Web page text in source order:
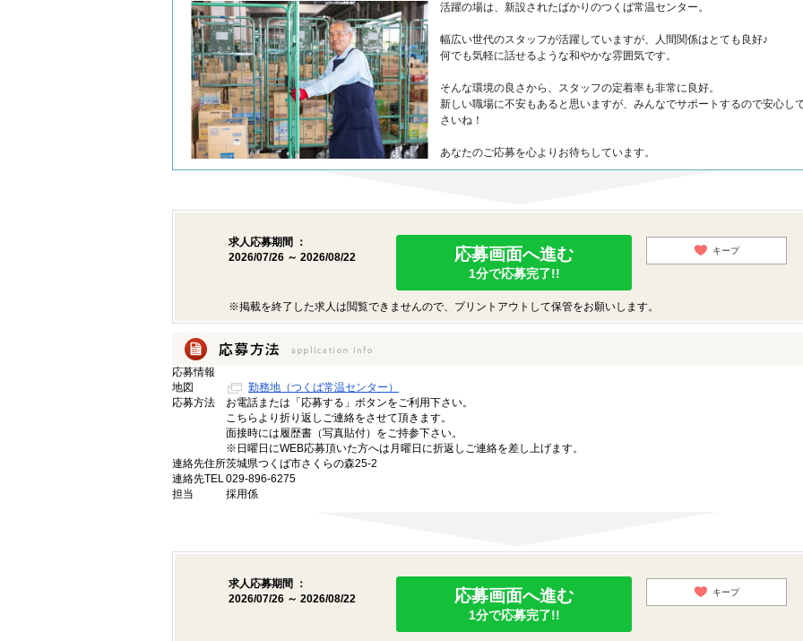
活躍の場は、新設されたばかりのつくば常温センター。
幅広い世代のスタッフが活躍していますが、人間関係はとても良好♪
何でも気軽に話せるような和やかな雰囲気です。
そんな環境の良さから、スタッフの定着率も非常に良好。
新しい職場に不安もあると思いますが、みんなでサポートするので安心し
さいね！
あなたのご応募を心よりお待ちしています。
求人応募期間 ：
2026/07/26 ～ 2026/08/22
応募画面へ進む
1分で応募完了!!
キープ
※掲載を終了した求人は閲覧できませんので、プリントアウトして保管をお願いします。
応募情報
地図
勤務地（つくば常温センター）
応募方法
お電話または「応募する」ボタンをご利用下さい。
こちらより折り返しご連絡をさせて頂きます。
面接時には履歴書（写真貼付）をご持参下さい。
※日曜日にWEB応募頂いた方へは月曜日に折返しご連絡を差し上げます。
連絡先住所茨城県つくば市さくらの森25-2
連絡先TEL029-896-6275
担当
採用係
求人応募期間 ：
2026/07/26 ～ 2026/08/22
応募画面へ進む
1分で応募完了!!
キープ